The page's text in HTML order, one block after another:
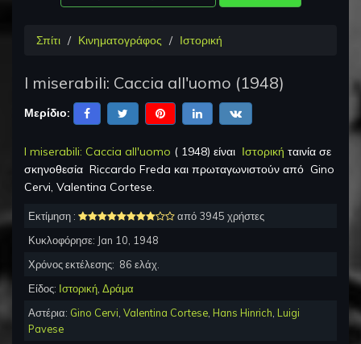
Σπίτι Κινηματογράφος Ιστορική
I miserabili: Caccia all'uomo (1948)
Μερίδιο:
I miserabili: Caccia all'uomo ( 1948) είναι Ιστορική ταινία σε
σκηνοθεσία Riccardo Freda και πρωταγωνιστούν από Gino
Cervi, Valentina Cortese.
Εκτίμηση :
από 3945 χρήστες
Κυκλοφόρησε: Jan 10, 1948
Χρόνος εκτέλεσης: 86 ελάχ.
Είδος: Ιστορική Δράμα
Αστέρια: Gino Cervi Valentina Cortese Hans Hinrich Luigi
Pavese